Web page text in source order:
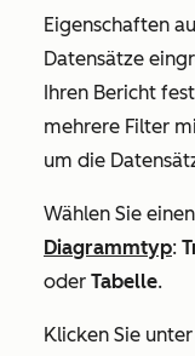
Eigenschaften
Datensätze
Ihren Bericht
mehrere Filter
um die
Wählen Sie einen
Diagrammtyp:
oder Tabelle.
Klicken Sie unter